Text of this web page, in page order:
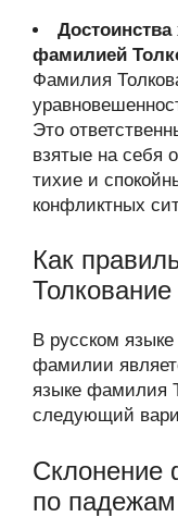
Достоинства
фамилией
Фамилия
Это
взятые на себя
тихие и
конфликтных
Как
Толкование
В русском
фамилии
языке фамилия
следующий
Склонение
по падежам